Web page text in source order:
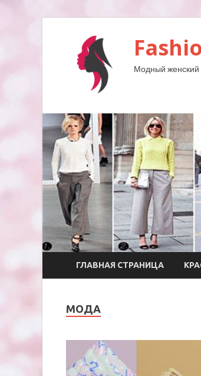
Модный женский
ГЛАВНАЯ СТРАНИЦА
МОДА